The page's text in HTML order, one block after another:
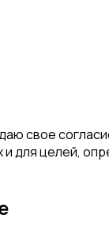
свое
и для целей,